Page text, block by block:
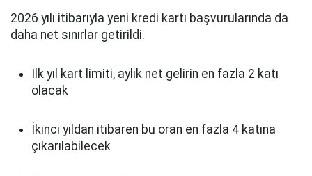
2026 yılı itibarıyla yeni kredi kartı başvurularında da
daha net sınırlar getirildi.
İlk yıl kart limiti, aylık net gelirin en fazla 2 katı
olacak
İkinci yıldan itibaren bu oran en fazla 4 katına
çıkarılabilecek